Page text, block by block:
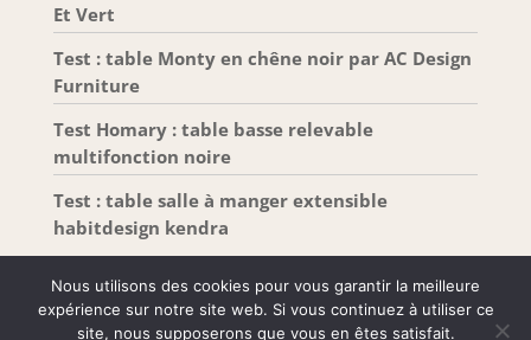
Et Vert
Test : table Monty en chêne noir par AC Design
Furniture
Test Homary : table basse relevable
multifonction noire
Test : table salle à manger extensible
habitdesign kendra
Nous utilisons des cookies pour vous garantir la meilleure
expérience sur notre site web. Si vous continuez à utiliser ce
site, nous supposerons que vous en êtes satisfait.